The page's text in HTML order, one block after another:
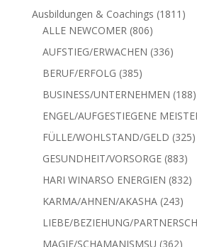
Ausbildungen & Coachings 1811 1811
ALLE NEWCOMER 806806
Produkte
AUFSTIEG/ERWACHEN 336336
BERUF/ERFOLG 385385
Produkte
BUSINESS/UNTERNEHMEN 188
ENGEL/AUFGESTIEGENE
FÜLLE/WOHLSTAND/GELD 325
GESUNDHEIT/VORSORGE 883883
HARI WINARSO ENERGIEN 832
KARMA/AHNEN/AKASHA 243243
LIEBE/BEZIEHUNG/
MAGIE/SCHAMANISMSU 362362